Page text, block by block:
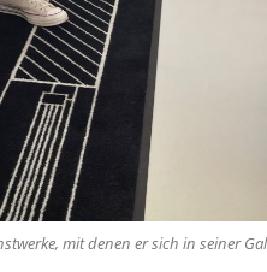
mit denen er sich in seiner